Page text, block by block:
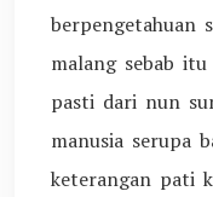
berpengetahuan
malang sebab
pasti dari nun
manusia serupa
keterangan pati